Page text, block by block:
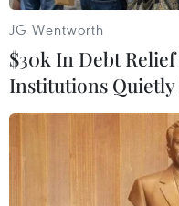
đầu tiên sau 12
của suy thoái kinh tế.
Ông Larry Kudlow
quan ngại rằng tăng
thể chững lại, đồng
thương mại giữa Mỹ
tổn hại tới Mỹ.
JG Wentworth
$30k In Debt
Institutions Quietly